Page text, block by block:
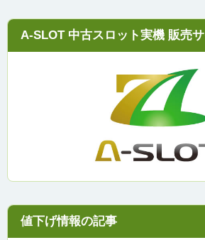
A-SLOT 中古スロット実機 販売サ